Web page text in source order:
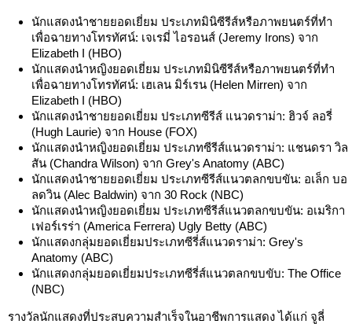
นักแสดงนำชายยอดเยี่ยม ประเภทมินิซีรีส์หรือภาพยนตร์ที่ทำ
เพื่อฉายทางโทรทัศน์: เจเรมี่ ไอรอนส์ (Jeremy Irons) จาก
Elizabeth I (HBO)
นักแสดงนำหญิงยอดเยี่ยม ประเภทมินิซีรีส์หรือภาพยนตร์ที่ทำ
เพื่อฉายทางโทรทัศน์: เฮเลน มิร์เรน (Helen Mirren) จาก
Elizabeth I (HBO)
นักแสดงนำชายยอดเยี่ยม ประเภทซีรีส์ แนวดราม่า: ฮิวจ์ ลอรี่
(Hugh Laurie) จาก House (FOX)
นักแสดงนำหญิงยอดเยี่ยม ประเภทซีรีส์แนวดราม่า: แชนดรา วิล
สัน (Chandra Wilson) จาก Grey's Anatomy (ABC)
นักแสดงนำชายยอดเยี่ยม ประเภทซีรีส์แนวตลกขบขัน: อเล็ก บอ
ลดวิน (Alec Baldwin) จาก 30 Rock (NBC)
นักแสดงนำหญิงยอดเยี่ยม ประเภทซีรีส์แนวตลกขบขัน: อเมริกา
เฟอร์เรร่า (America Ferrera) Ugly Betty (ABC)
นักแสดงกลุ่มยอดเยี่ยมประเภทซีรี่ส์แนวดราม่า: Grey's
Anatomy (ABC)
นักแสดงกลุ่มยอดเยี่ยมประเภทซีรี่ส์แนวตลกขบขับ: The Office
(NBC)
รางวัลนักแสดงที่ประสบความสำเร็จในอาชีพการแสดง ได้แก่ จูลี่